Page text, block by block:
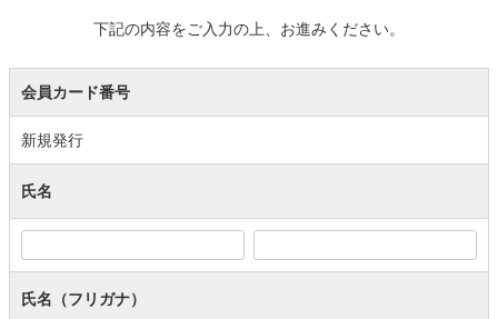
下記の内容をご入力の上、お進みください。
会員カード番号
新規発行
氏名
氏名（フリガナ）